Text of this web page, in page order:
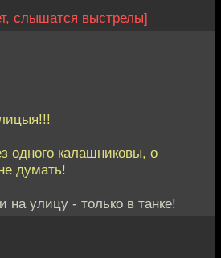
слышатся выстрелы]
одного калашниковы, о
думать!
на улицу - только в танке!